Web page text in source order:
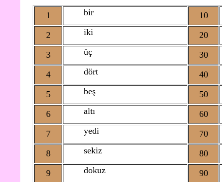
1 bir
10
2
iki
20
3
üç
30
4
dört
40
5
beş
50
6
altı
60
7
yedi
70
8
sekiz
80
9
dokuz 90